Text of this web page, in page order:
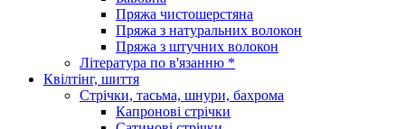
Пряжа чистошерстяна
Пряжа з натуральних волокон
Пряжа з штучних волокон
Література по в'язанню *
Квілтінг, шиття
Стрічки, тасьма, шнури, бахрома
Капронові стрічки